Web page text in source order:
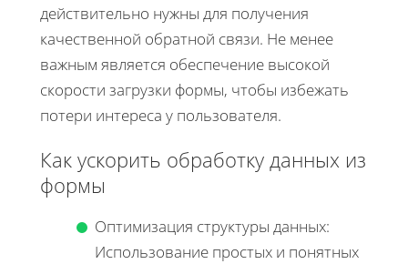
действительно нужны для получения
качественной обратной связи. Не менее
важным является обеспечение высокой
скорости загрузки формы, чтобы избежать
потери интереса у пользователя.
Как ускорить обработку данных из
формы
Оптимизация структуры данных:
Использование простых и понятных